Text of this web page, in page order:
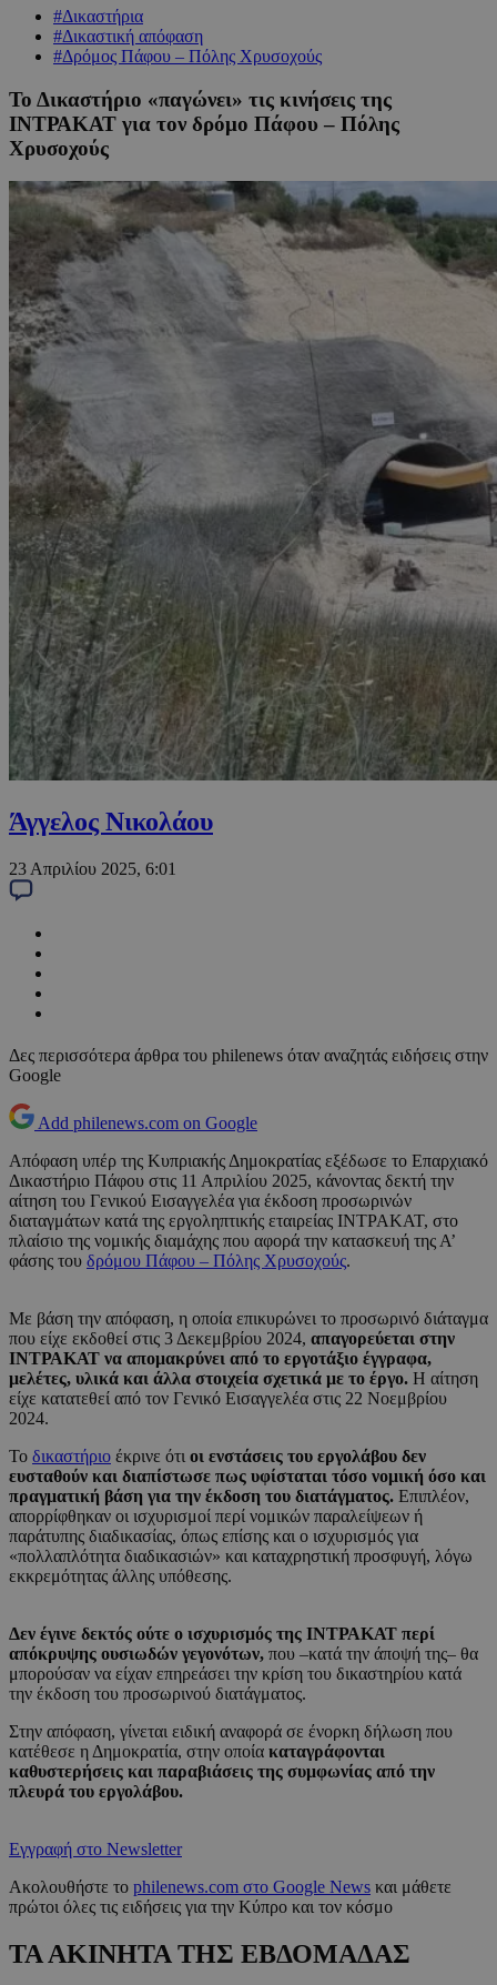
#Δικαστήρια
#Δικαστική απόφαση
#Δρόμος Πάφου – Πόλης Χρυσοχούς
Το Δικαστήριο «παγώνει» τις κινήσεις της
ΙΝΤΡΑΚΑΤ για τον δρόμο Πάφου – Πόλης
Χρυσοχούς
Άγγελος Νικολάου
23 Απριλίου 2025, 6:01
Δες περισσότερα άρθρα του philenews όταν αναζητάς ειδήσεις στην
Google
Add philenews.com on Google
Απόφαση υπέρ της Κυπριακής Δημοκρατίας εξέδωσε το Επαρχιακό
Δικαστήριο Πάφου στις 11 Απριλίου 2025, κάνοντας δεκτή την
αίτηση του Γενικού Εισαγγελέα για έκδοση προσωρινών
διαταγμάτων κατά της εργοληπτικής εταιρείας ΙΝΤΡΑΚΑΤ, στο
πλαίσιο της νομικής διαμάχης που αφορά την κατασκευή της Α’
φάσης του δρόμου Πάφου – Πόλης Χρυσοχούς.
Με βάση την απόφαση, η οποία επικυρώνει το προσωρινό διάταγμα
που είχε εκδοθεί στις 3 Δεκεμβρίου 2024, απαγορεύεται στην
ΙΝΤΡΑΚΑΤ να απομακρύνει από το εργοτάξιο έγγραφα,
μελέτες, υλικά και άλλα στοιχεία σχετικά με το έργο. Η αίτηση
είχε κατατεθεί από τον Γενικό Εισαγγελέα στις 22 Νοεμβρίου
2024.
Το δικαστήριο έκρινε ότι οι ενστάσεις του εργολάβου δεν
ευσταθούν και διαπίστωσε πως υφίσταται τόσο νομική όσο και
πραγματική βάση για την έκδοση του διατάγματος. Επιπλέον,
απορρίφθηκαν οι ισχυρισμοί περί νομικών παραλείψεων ή
παράτυπης διαδικασίας, όπως επίσης και ο ισχυρισμός για
«πολλαπλότητα διαδικασιών» και καταχρηστική προσφυγή, λόγω
εκκρεμότητας άλλης υπόθεσης.
Δεν έγινε δεκτός ούτε ο ισχυρισμός της ΙΝΤΡΑΚΑΤ περί
απόκρυψης ουσιωδών γεγονότων, που –κατά την άποψή της– θα
μπορούσαν να είχαν επηρεάσει την κρίση του δικαστηρίου κατά
την έκδοση του προσωρινού διατάγματος.
Στην απόφαση, γίνεται ειδική αναφορά σε ένορκη δήλωση που
κατέθεσε η Δημοκρατία, στην οποία καταγράφονται
καθυστερήσεις και παραβιάσεις της συμφωνίας από την
πλευρά του εργολάβου.
Εγγραφή στο Newsletter
Ακολουθήστε το philenews.com στο Google News και μάθετε
πρώτοι όλες τις ειδήσεις για την Κύπρο και τον κόσμο
ΤΑ ΑΚΙΝΗΤΑ ΤΗΣ ΕΒΔΟΜΑΔΑΣ